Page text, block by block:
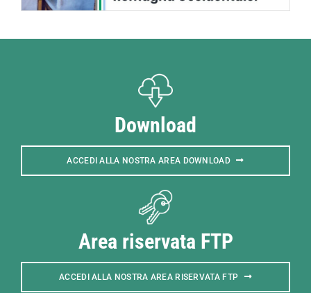
Download
ACCEDI ALLA NOSTRA AREA DOWNLOAD
Area riservata FTP
ACCEDI ALLA NOSTRA AREA RISERVATA FTP